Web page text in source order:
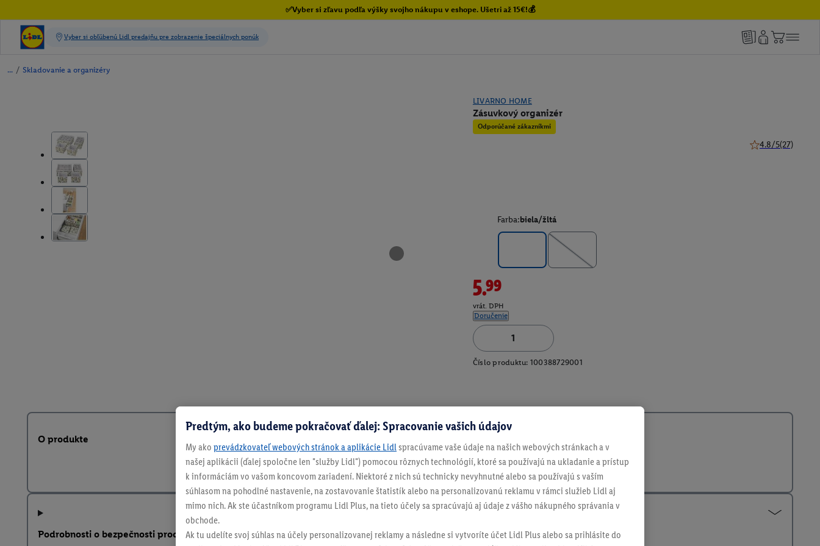
✅Vyber si zľavu podľa výšky svojho nákupu v eshope. Ušetri až 15€!💰
/ Skladovanie a organizéry
LIVARNO HOME
Zásuvkový organizér
Odporúčané zákazníkmi
4.8/5(27)
Farba:biela/žltá
5.99
vrát. DPH
Doručenie
Číslo produktu: 100388729001
O produkte
Podrobnosti o bezpečnosti produktu
Predtým, ako budeme pokračovať ďalej: Spracovanie vašich údajov
My ako prevádzkovateľ webových stránok a aplikácie Lidl spracúvame vaše údaje na našich webových stránkach a v
našej aplikácii (ďalej spoločne len "služby Lidl") pomocou rôznych technológií, ktoré sa používajú na ukladanie a prístup
k informáciám vo vašom koncovom zariadení. Niektoré z nich sú technicky nevyhnutné alebo sa používajú s vaším
súhlasom na pohodlné nastavenie, na zostavovanie štatistík alebo na personalizovanú reklamu v rámci služieb Lidl aj
mimo nich. Ak ste účastníkom programu Lidl Plus, na tieto účely sa spracúvajú aj údaje z vášho nákupného správania v
obchode.
Ak tu udelíte svoj súhlas na účely personalizovanej reklamy a následne si vytvoríte účet Lidl Plus alebo sa prihlásite do